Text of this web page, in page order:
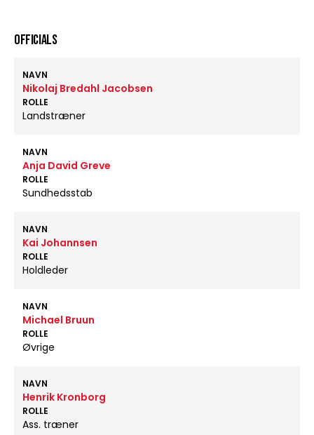
OFFICIALS
NAVN
Nikolaj Bredahl Jacobsen
ROLLE
Landstræner
NAVN
Anja David Greve
ROLLE
Sundhedsstab
NAVN
Kai Johannsen
ROLLE
Holdleder
NAVN
Michael Bruun
ROLLE
Øvrige
NAVN
Henrik Kronborg
ROLLE
Ass. træner